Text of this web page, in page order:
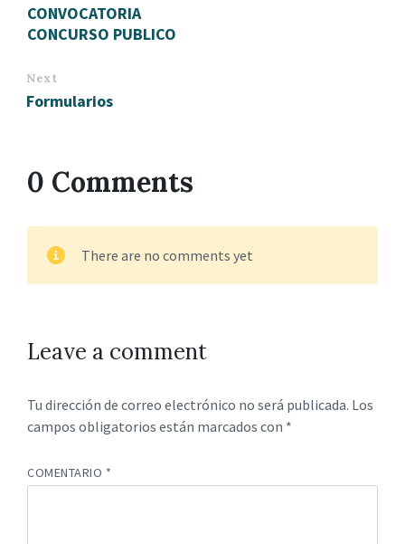
CONVOCATORIA
CONCURSO PUBLICO
Next
Formularios
0 Comments
There are no comments yet
Leave a comment
Tu dirección de correo electrónico no será publicada. Los
campos obligatorios están marcados con *
COMENTARIO *